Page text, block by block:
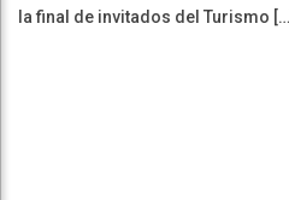
la final de invitados del Turismo